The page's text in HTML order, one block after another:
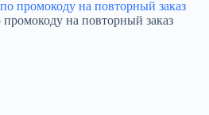
на повторный заказ